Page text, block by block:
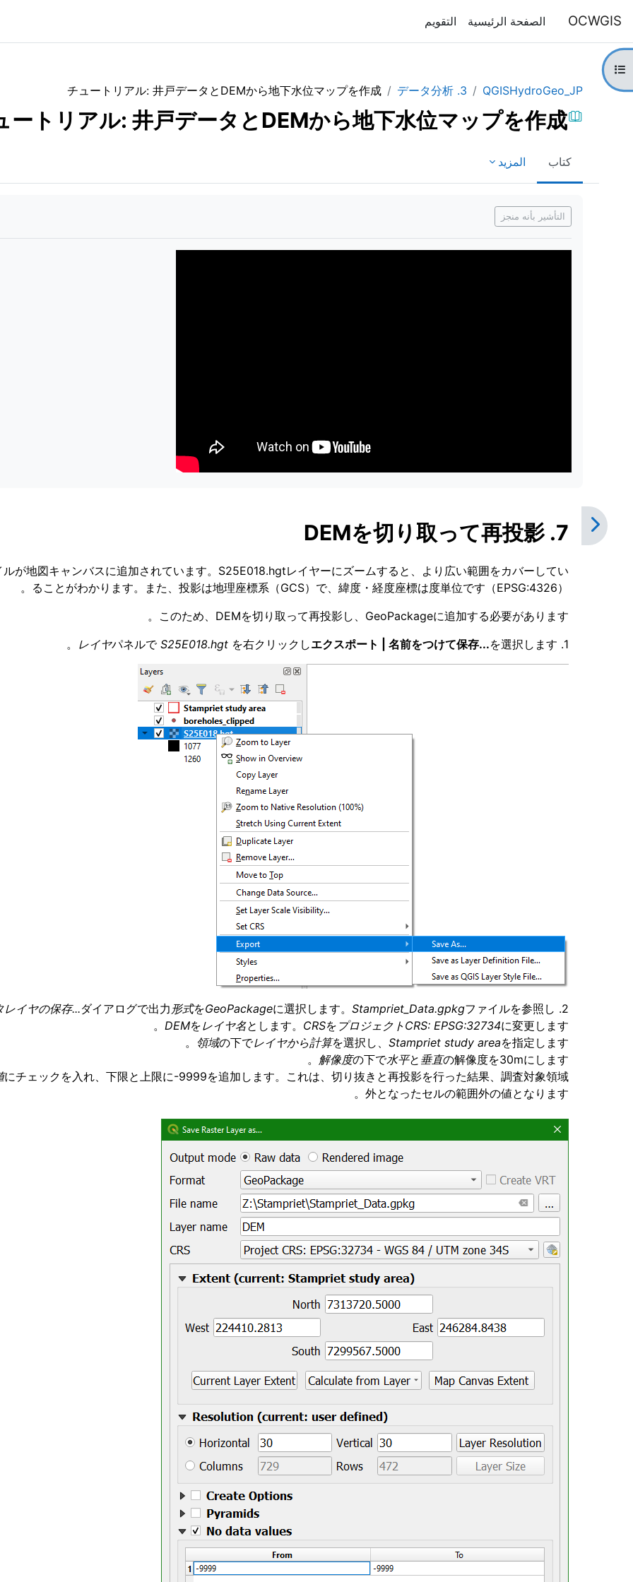
OCWGIS الصفحة الرئيسية التقويم
فتح فهرس المقرر
QGISHydroGeo_JP
3. データ分析
チュートリアル: 井戸データとDEMから地下水位マップを作成
ートリアル: 井戸データとDEMから地下水位マップを作成
كتاب المزيد
متطلبات الإكمال
التأشير بأنه منجز
7. DEMを切り取って再投影
ルが地図キャンバスに追加されています。S25E018.hgtレイヤーにズームすると、より広い範囲をカバーしてい
ることがわかります。また、投影は地理座標系（GCS）で、緯度・経度座標は度単位です（EPSG:4326）。
このため、DEMを切り取って再投影し、GeoPackageに追加する必要があります。
1.
レイヤパネルで S25E018.hgt を右クリックしエクスポート | 名前をつけて保存...を選択します。
2.
レイヤの保存...ダイアログで出力 形式をGeoPackageに選択します。 Stampriet_Data.gpkgファイルを参照し
DEMをレイヤ名とします。 CRSを プロジェクトCRS: EPSG:32734に変更します。
領域の下でレイヤから計算を選択し、 Stampriet study areaを指定します。
解像度の下で水平と 垂直の解像度を30mにします。
にチェックを入れ、下限と上限に-9999を追加します。これは、切り抜きと再投影を行った結果、調査対象領域
外となったセルの範囲外の値となります。